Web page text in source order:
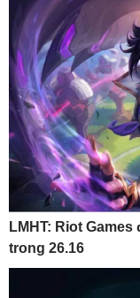
LMHT: Riot
trong 26.16